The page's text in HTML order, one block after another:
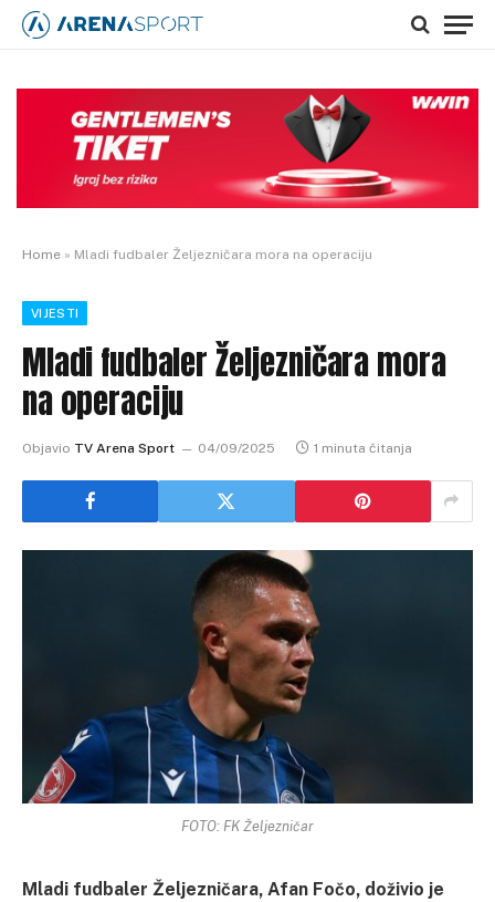
Home » Mladi fudbaler Željezničara mora na operaciju
VIJESTI
Mladi fudbaler Željezničara mora
na operaciju
Objavio TV Arena Sport 04/09/2025 1 minuta čitanja
FOTO: FK Željezničar
Mladi fudbaler Željezničara, Afan Fočo, doživio je